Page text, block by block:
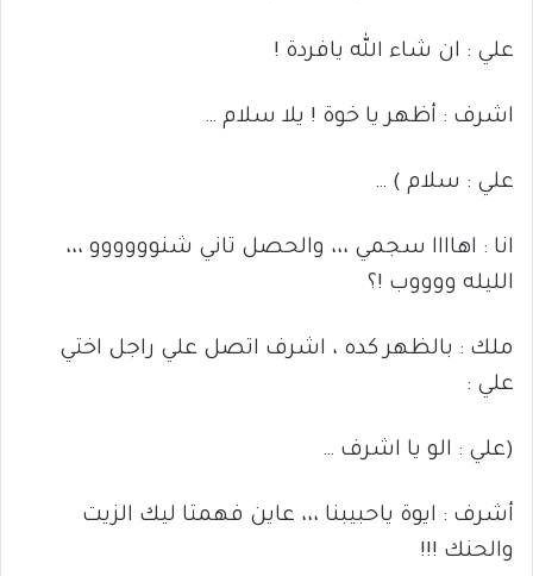
علي : ان شاء الله يافردة !
اشرف : أظهر يا خوة ! يلا سلام …
علي : سلام ) …
انا : اهاااا سجمي ،،، والحصل تاني شنوووووو ،،،
الليله ووووب !؟
ملك : بالظهر كده ، اشرف اتصل علي راجل اختي
علي :
(علي : الو يا اشرف …
أشرف : ايوة ياحبيبنا ،،، عاين فهمتا ليك الزيت
والحنك !!!